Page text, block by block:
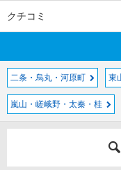
クチコミ
二条・烏丸・河原町 東
嵐山・嵯峨野・太秦・桂